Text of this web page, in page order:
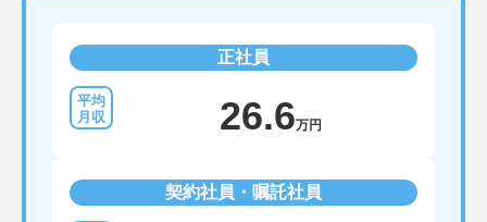
正社員
26.6万円
契約社員・嘱託社員